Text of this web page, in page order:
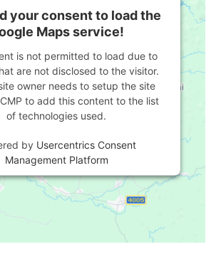
your consent to load the
Maps service!
is not permitted to load due to
are not disclosed to the visitor.
owner needs to setup the site
to add this content to the list
of technologies used.
by Usercentrics Consent
Management Platform